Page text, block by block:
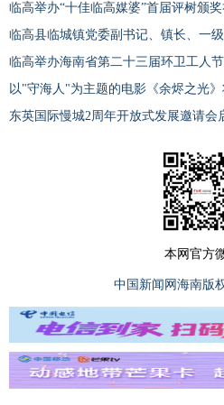
临高举办“十佳临高媒婆”首届评树颁
临高举办海南省第二十三届环卫工人
以"守海人"为主题的电影《余烬之光
东英国际慢城2周年开放式发展邀请会
本网官方
中国新闻网海南版